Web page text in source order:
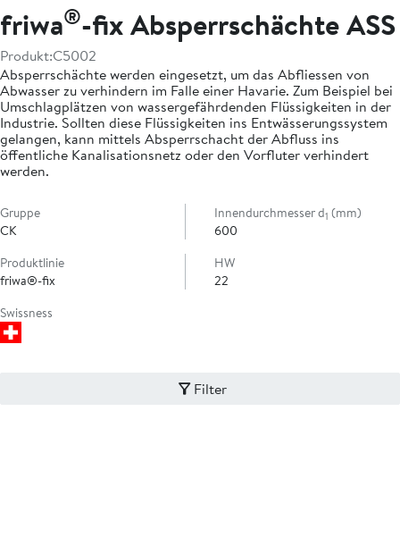
friwa®-fix Absperrschächte ASS
Produkt:C5002
Absperrschächte werden eingesetzt, um das Abfliessen von
Abwasser zu verhindern im Falle einer Havarie. Zum Beispiel bei
Umschlagplätzen von wassergefährdenden Flüssigkeiten in der
Industrie. Sollten diese Flüssigkeiten ins Entwässerungssystem
gelangen, kann mittels Absperrschacht der Abfluss ins
öffentliche Kanalisationsnetz oder den Vorfluter verhindert
werden.
Gruppe
CK
Innendurchmesser d1 (mm)
600
Produktlinie
friwa®-fix
HW
22
Swissness
Filter